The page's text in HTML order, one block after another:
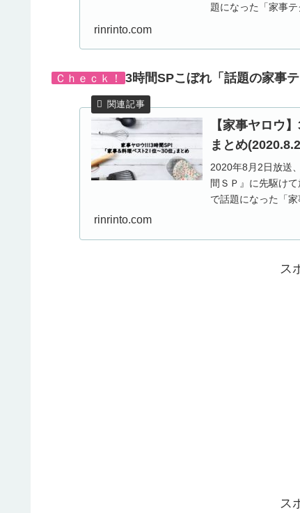
題になった「家事
詰丸ごとゼリーや
rinrinto.com
Ｃｈｅｃｋ！ 3時間SPこぼれ「話題の家事
【家事ヤロウ
まとめ
2020年8月2日放送
間ＳＰ』に先駆け
で話題になった「
rinrinto.com
ス
ス